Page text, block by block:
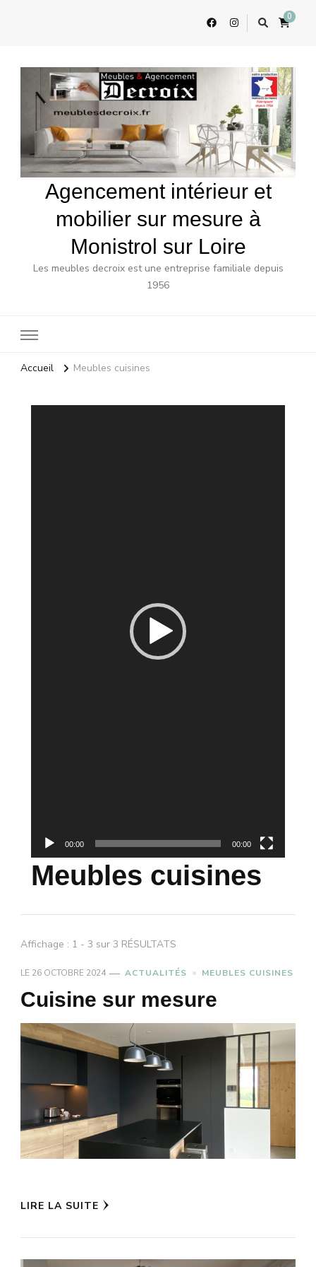
0
Agencement intérieur et
mobilier sur mesure à
Monistrol sur Loire
Les meubles decroix est une entreprise familiale depuis
1956
Accueil Meubles cuisines
00:00 00:00
Meubles cuisines
Affichage : 1 - 3 sur 3 RÉSULTATS
LE 26 OCTOBRE 2024 ACTUALITÉS MEUBLES CUISINES
Cuisine sur mesure
LIRE LA SUITE